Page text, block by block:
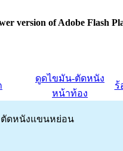
version of Adobe Flash
ดูดไขมัน-ตัดหนัง
หน้าท้อง
ร้
ตัดหนังแขนหย่อน